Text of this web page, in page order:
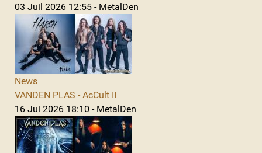
03 Juil 2026 12:55 - MetalDen
News
VANDEN PLAS - AcCult II
16 Jui 2026 18:10 - MetalDen